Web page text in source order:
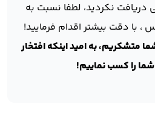
نکردید، لطفا نسبت به
، با دقت بیشتر اقدام فرمایید!
به امید اینکه افتخار
را کسب نماییم!